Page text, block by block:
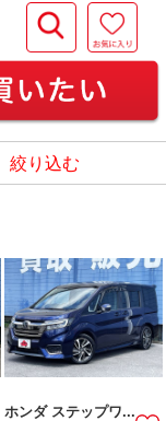
絞り込む
ホンダ ステップワ...